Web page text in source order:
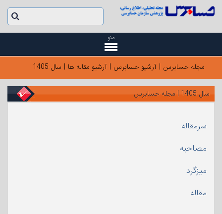
منو
مجله حسابرس | آرشیو حسابرس | آرشیو مقاله ها | سال 1405
سال 1405 | مجله حسابرس
سرمقاله
مصاحبه
میزگرد
مقاله